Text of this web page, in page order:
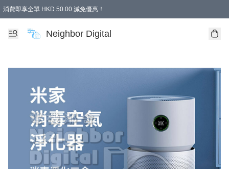
消費即享全單 HKD 50.00 減免優惠！
Neighbor Digital